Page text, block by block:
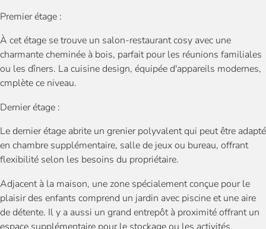
Premier étage :
À cet étage se trouve un salon-restaurant cosy avec une
charmante cheminée à bois, parfait pour les réunions familiales
ou les dîners. La cuisine design, équipée d'appareils modernes,
cmplète ce niveau.
Dernier étage :
Le dernier étage abrite un grenier polyvalent qui peut être adapté
en chambre supplémentaire, salle de jeux ou bureau, offrant
flexibilité selon les besoins du propriétaire.
Adjacent à la maison, une zone spécialement conçue pour le
plaisir des enfants comprend un jardin avec piscine et une aire
de détente. Il y a aussi un grand entrepôt à proximité offrant un